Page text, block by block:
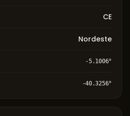
CE
Nordeste
-5.1006°
-40.3256°